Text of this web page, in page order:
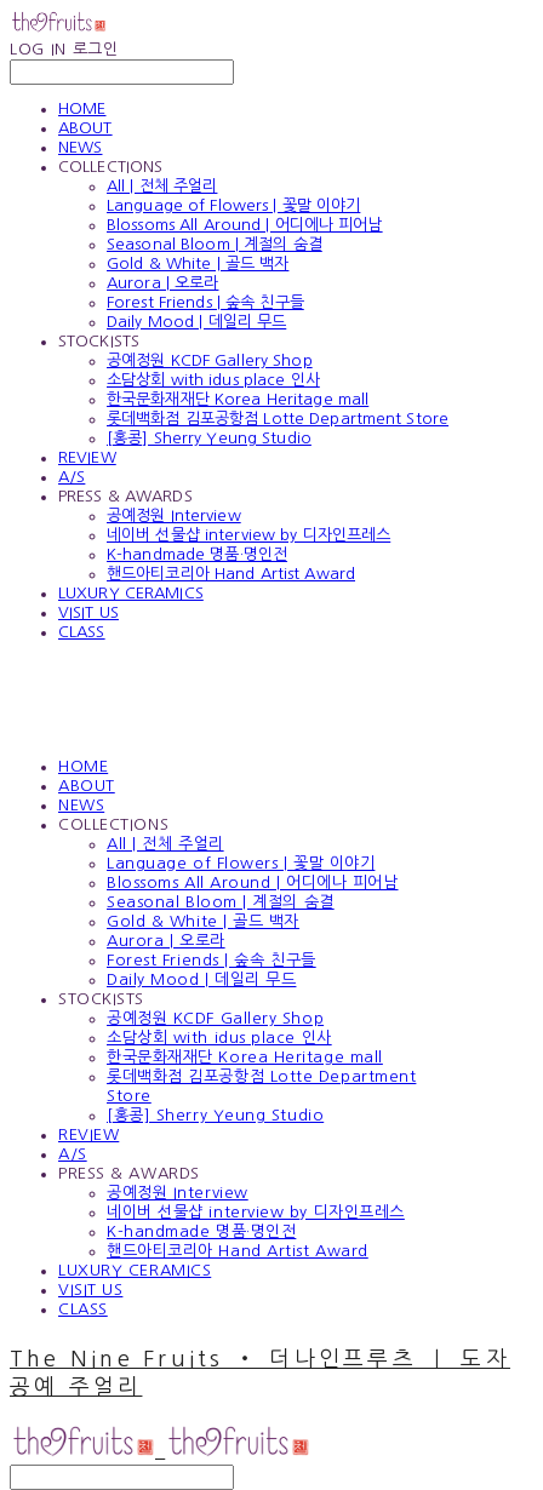
LOG IN 로그인
HOME
ABOUT
NEWS
COLLECTIONS
All | 전체 주얼리
Language of Flowers | 꽃말 이야기
Blossoms All Around | 어디에나 피어남
Seasonal Bloom | 계절의 숨결
Gold & White | 골드 백자
Aurora | 오로라
Forest Friends | 숲속 친구들
Daily Mood | 데일리 무드
STOCKISTS
공예정원 KCDF Gallery Shop
소담상회 with idus place 인사
한국문화재재단 Korea Heritage mall
롯데백화점 김포공항점 Lotte Department Store
[홍콩] Sherry Yeung Studio
REVIEW
A/S
PRESS & AWARDS
공예정원 Interview
네이버 선물샵 interview by 디자인프레스
K-handmade 명품·명인전
핸드아티코리아 Hand Artist Award
LUXURY CERAMICS
VISIT US
CLASS
HOME
ABOUT
NEWS
COLLECTIONS
All | 전체 주얼리
Language of Flowers | 꽃말 이야기
Blossoms All Around | 어디에나 피어남
Seasonal Bloom | 계절의 숨결
Gold & White | 골드 백자
Aurora | 오로라
Forest Friends | 숲속 친구들
Daily Mood | 데일리 무드
STOCKISTS
공예정원 KCDF Gallery Shop
소담상회 with idus place 인사
한국문화재재단 Korea Heritage mall
롯데백화점 김포공항점 Lotte Department
Store
[홍콩] Sherry Yeung Studio
REVIEW
A/S
PRESS & AWARDS
공예정원 Interview
네이버 선물샵 interview by 디자인프레스
K-handmade 명품·명인전
핸드아티코리아 Hand Artist Award
LUXURY CERAMICS
VISIT US
CLASS
The Nine Fruits ‧ 더나인프루츠 ｜ 도자
공예 주얼리